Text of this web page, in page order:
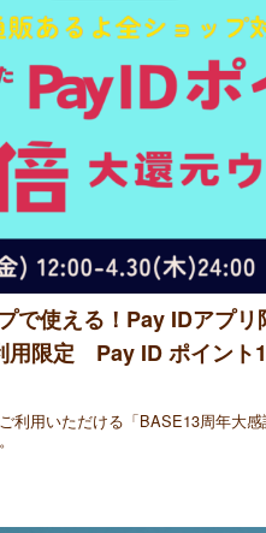
で使える！Pay IDアプリ
用限定 Pay ID ポイント
利用いただける「BASE13周年大